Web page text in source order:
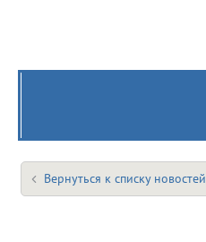
Вернуться к списку новостей